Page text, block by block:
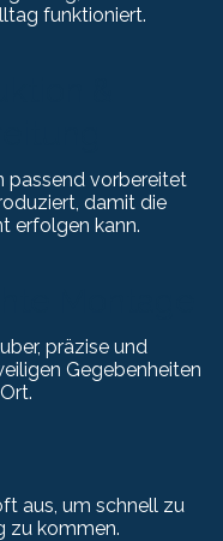
funktioniert.
passend vorbereitet
damit die
erfolgen kann.
präzise und
Gegebenheiten
aus, um schnell zu
zu kommen.